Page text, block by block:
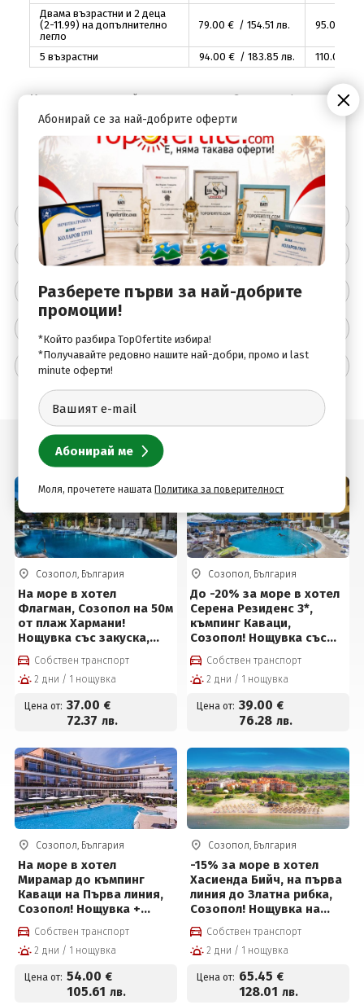
Двама възрастни и 2 деца
(2-11.99) на допълнително
легло
79.00 € / 154.51 лв. 95.00
5 възрастни 94.00 € / 183.85 лв. 110.00
Минимален престой за целия сезон - 3 нощувки!
За периода от 30.06 - 31.08 се предлага включена
закуска САМО за настаняване в двойните стаи!!!
Цената включва
Цената не включва
Описание на хотела
Допълнителна информация
Подобни оферти
Созопол, България
На море в хотел
Флагман, Созопол на 50м
от плаж Хармани!
Нощувка със закуска,
закуска и вечеря или на
база All Inclusive, басейн
и детски кът на цени от
Безплатно за дете до 12г
Собствен транспорт
2 дни / 1 нощувка
Цена от: 37.00 €
72.37 лв.
Созопол, България
До -20% за море в хотел
Серена Резиденс 3*,
къмпинг Каваци,
Созопол! Нощувка със
закуска, обяд*, вечеря*,
външен и детски басейн,
паркинг и Безплатно за
€ на човек
Собствен транспорт
2 дни / 1 нощувка
Цена от: 39.00 €
76.28 лв.
Созопол, България
На море в хотел
Мирамар до къмпинг
Каваци на Първа линия,
Созопол! Нощувка +
закуска, вечеря, басейн
и паркинг на цени от 54
€ на човек
Собствен транспорт
2 дни / 1 нощувка
Цена от: 54.00 €
105.61 лв.
Созопол, България
-15% за море в хотел
Хасиенда Бийч, на първа
линия до Златна рибка,
Созопол! Нощувка на
база All inclusive +
външен басейн,
анимация за деца и
възрастни и безплатен
паркинг на цени от 65.45
евро на човек
Собствен транспорт
2 дни / 1 нощувка
Цена от: 65.45 €
128.01 лв.
Абонирай се за най-добрите оферти
Разберете първи за най-добрите
промоции!
*Който разбира TopOfertite избира!
*Получавайте редовно нашите най-добри, промо и last
minute оферти!
Моля, прочетете нашатаПолитика за поверителност